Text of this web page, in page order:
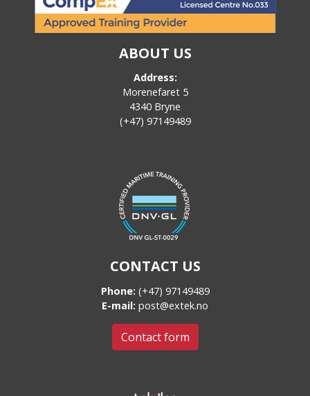
ABOUT US
Address:
Morenefaret 5
4340 Bryne
(+47) 97149489
CONTACT US
Phone: (+47) 97149489
E-mail: post@extek.no
Contact form